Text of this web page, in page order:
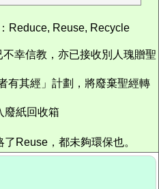
Reduce, Reuse, Recycle
幸信教，亦已接收別人瑰贈聖
有其經」計劃，將廢棄聖經轉
廢紙回收箱
Reuse，都未夠環保也。